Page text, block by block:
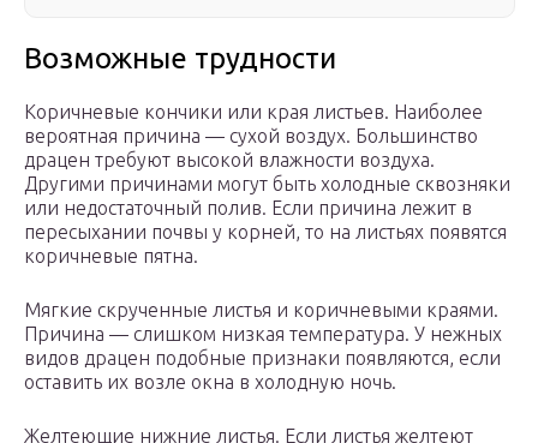
Возможные трудности
Коричневые кончики или края листьев. Наиболее
вероятная причина — сухой воздух. Большинство
драцен требуют высокой влажности воздуха.
Другими причинами могут быть холодные сквозняки
или недостаточный полив. Если причина лежит в
пересыхании почвы у корней, то на листьях появятся
коричневые пятна.
Мягкие скрученные листья и коричневыми краями.
Причина — слишком низкая температура. У нежных
видов драцен подобные признаки появляются, если
оставить их возле окна в холодную ночь.
Желтеющие нижние листья. Если листья желтеют